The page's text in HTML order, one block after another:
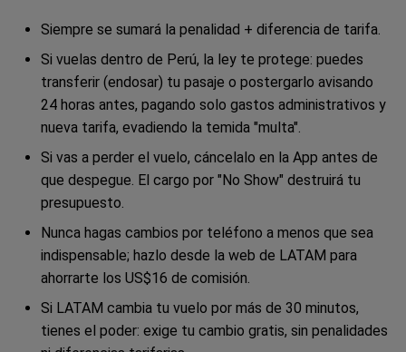
Siempre se sumará la penalidad + diferencia de tarifa.
Si vuelas dentro de Perú, la ley te protege: puedes
transferir (endosar) tu pasaje o postergarlo avisando
24 horas antes, pagando solo gastos administrativos y
nueva tarifa, evadiendo la temida "multa".
Si vas a perder el vuelo, cáncelalo en la App antes de
que despegue. El cargo por "No Show" destruirá tu
presupuesto.
Nunca hagas cambios por teléfono a menos que sea
indispensable; hazlo desde la web de LATAM para
ahorrarte los US$16 de comisión.
Si LATAM cambia tu vuelo por más de 30 minutos,
tienes el poder: exige tu cambio gratis, sin penalidades